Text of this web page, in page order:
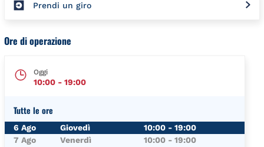
Prendi un giro
Ore di operazione
Oggi
10:00 - 19:00
Tutte le ore
Giorno della Settimana
6 Ago Giovedì 10:00 - 19:00
7 Ago
Venerdì 10:00 - 19:00